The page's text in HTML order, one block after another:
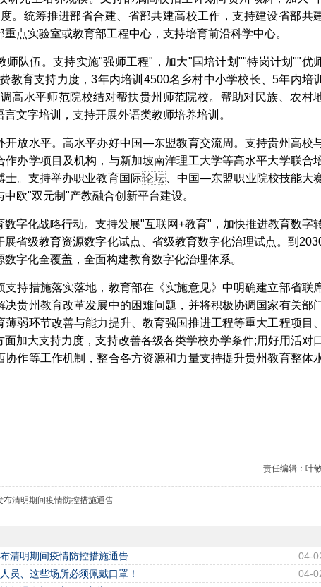
。统筹推进部省合建、省部共建高校工作，支持建设省部共
点实验室或教育部工程中心，支持培育前沿科学中心。
队伍。支持实施"强师工程"，加大"国培计划""特岗计划""优
教育支持力度，3年内培训4500名乡村中小学校长、5年内培训
高水平师范院校结对帮扶贵州师范院校。帮助对民族、农村
文字培训，支持开展外语类教师培养培训。
放水平。高水平办好中国—东盟教育交流周。支持贵州高校
作办学项目及机构，与新加坡南洋理工大学等高水平大学联合
士。支持举办职业教育国际论坛、中国—东盟职业院校技能大
欧"双元制"产教融合创新平台建设。
化战略行动。支持发展"互联网+教育"，加快推进教育数字
展省级教育资源数字化试点、省级教育数字化治理试点。到
字化全覆盖，全面构建教育数字化治理体系。
持措施落实落地，教育部在《实施意见》中明确建立部省联
决贵州教育改革发展中的困难问题，并将积极协调国家有关部
弱环节改善与能力提升、教育强国推进工程等重大工程项目、
面加大支持力度，支持改善各级各类学校办学条件;用好用活对
协作等工作机制，整合各方资源和力量支持提升贵州教育整体
责任编辑：叶
布清明期间疫情防控措施通告
04-
清明期间疫情防控措施通告
04-
员、这些场所必须佩戴口罩！